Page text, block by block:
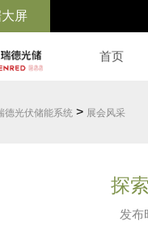
屏
首页
德光伏储能系统 > 展会风采
探
发布